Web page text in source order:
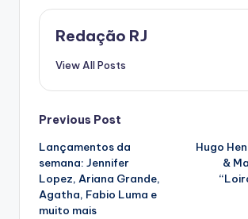
Redação RJ
View All Posts
Post
navigation
Previous Post
Lançamentos da
semana: Jennifer
Lopez, Ariana Grande,
Agatha, Fabio Luma e
muito mais
Hugo
&